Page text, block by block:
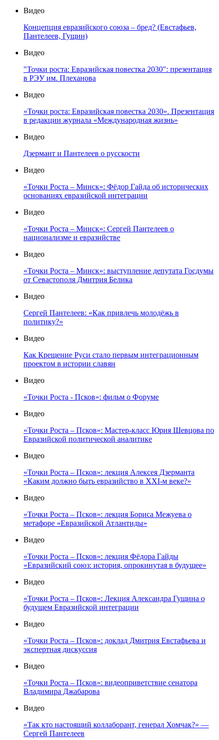
Видео
Концепция евразийского союза – бред? (Евстафьев,
Пантелеев, Гущин)
Видео
"Точки роста: Евразийская повестка 2030": презентация
в РЭУ им. Плеханова
Видео
«Точки роста: Евразийская повестка 2030». Презентация
в редакции журнала «Международная жизнь»
Видео
Дзермант и Пантелеев о русскости
Видео
«Точки Роста – Минск»: Фёдор Гайда об исторических
основаниях евразийской интеграции
Видео
«Точки Роста – Минск»: Сергей Пантелеев о
национализме и евразийстве
Видео
«Точки Роста – Минск»: выступление депутата Госдумы
от Севастополя Дмитрия Белика
Видео
Сергей Пантелеев: «Как привлечь молодёжь в
политику?»
Видео
Как Крещение Руси стало первым интеграционным
проектом в истории славян
Видео
«Точки Роста - Псков»: фильм о Форуме
Видео
«Точки Роста – Псков»: Мастер-класс Юрия Шевцова по
Евразийской политической аналитике
Видео
«Точки Роста – Псков»: лекция Алексея Дзерманта
«Каким должно быть евразийство в XXI-м веке?»
Видео
«Точки Роста – Псков»: лекция Бориса Межуева о
метафоре «Евразийской Атлантиды»
Видео
«Точки Роста – Псков»: лекция Фёдора Гайды
«Евразийский союз: история, опрокинутая в будущее»
Видео
«Точки Роста – Псков»: Лекция Александра Гущина о
будущем Евразийской интеграции
Видео
«Точки Роста – Псков»: доклад Дмитрия Евстафьева и
экспертная дискуссия
Видео
«Точки Роста – Псков»: видеоприветствие сенатора
Владимира Джабарова
Видео
«Так кто настоящий коллаборант, генерал Хомчак?» —
Сергей Пантелеев